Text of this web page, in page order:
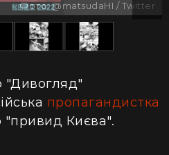
Фото: @matsudaHI / Twitter
"Дивогляд"
пропагандистка
"привид Києва".